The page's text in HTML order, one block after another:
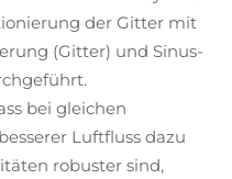
der Gitter mit
(Gitter) und Sinus-
bei gleichen
Luftfluss dazu
robuster sind,